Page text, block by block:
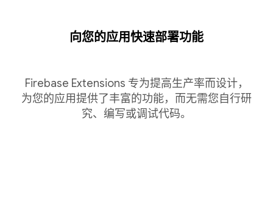
向您的应用快速部署功能
Firebase Extensions 专为提高生产率而设计，
为您的应用提供了丰富的功能，而无需您自行研
究、编写或调试代码。